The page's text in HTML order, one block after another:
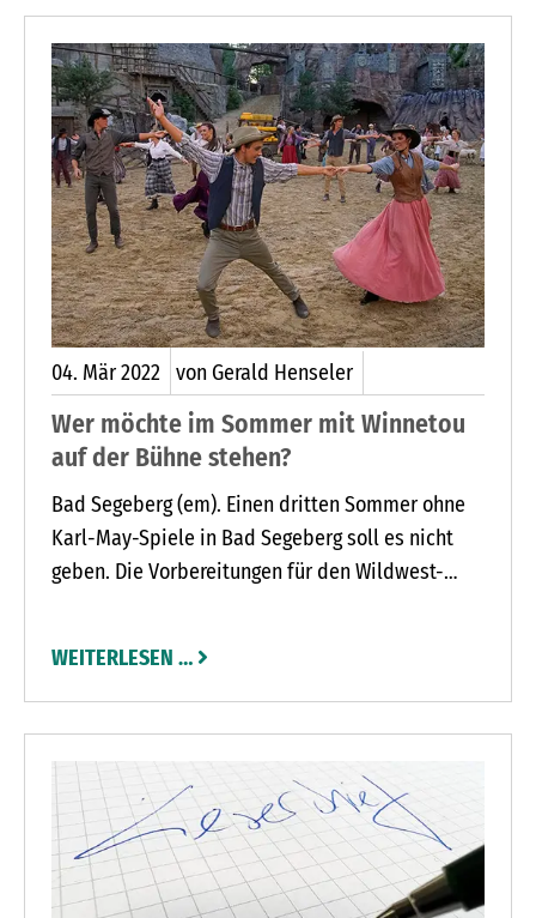
04. Mär2022 von Gerald Henseler
Wer möchte im Sommer mit Winnetou
auf der Bühne stehen?
Bad Segeberg (em). Einen dritten Sommer ohne
Karl-May-Spiele in Bad Segeberg soll es nicht
geben. Die Vorbereitungen für den Wildwest-
Ölprinz“. Eine Bewerbung ist ab sofort über die
Website www.karl-may-spiele.de möglich.
WEITERLESEN …